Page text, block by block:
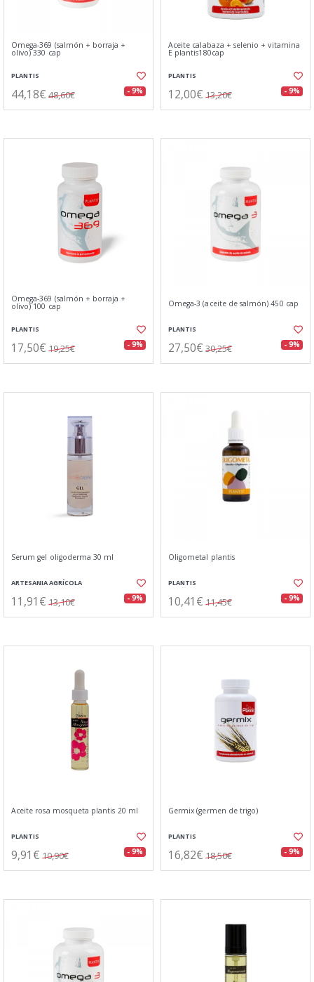
Omega-369 (salmón + borraja +
olivo) 330 cap
PLANTIS
44,18€ 48,60€ - 9%
Aceite calabaza + selenio + vitamina
E plantis180cap
PLANTIS
12,00€ 13,20€ - 9%
Omega-369 (salmón + borraja +
olivo) 100 cap
PLANTIS
17,50€ 19,25€ - 9%
Omega-3 (aceite de salmón) 450 cap
PLANTIS
27,50€ 30,25€ - 9%
Serum gel oligoderma 30 ml
ARTESANIA AGRÍCOLA
11,91€ 13,10€ - 9%
Oligometal plantis
PLANTIS
10,41€ 11,45€ - 9%
Aceite rosa mosqueta plantis 20 ml
PLANTIS
9,91€ 10,90€ - 9%
Germix (germen de trigo)
PLANTIS
16,82€ 18,50€ - 9%